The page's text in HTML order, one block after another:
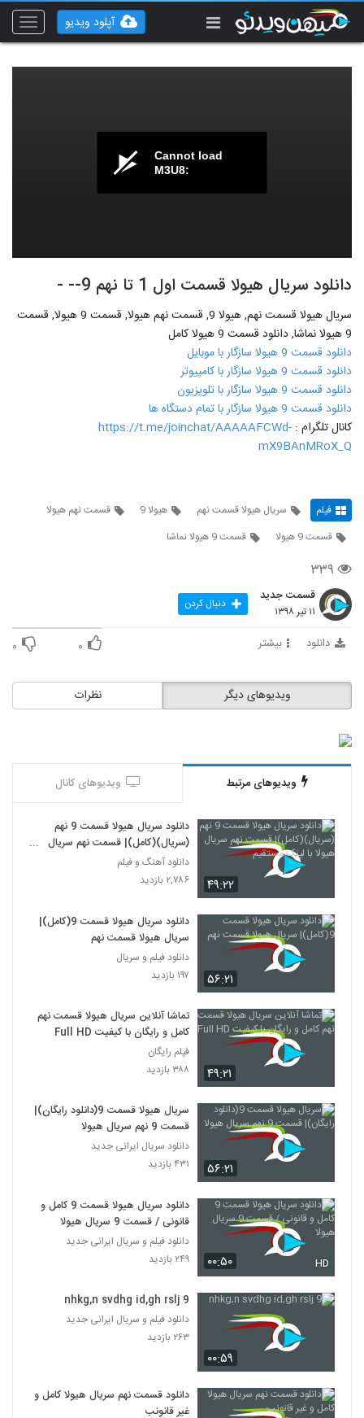
Toggle
آپلود ویدیو
Cannot load
M3U8:
دانلود سریال هیولا قسمت اول 1 تا نهم 9-- -
سریال هیولا قسمت نهم, هیولا 9, قسمت نهم هیولا, قسمت 9 هیولا, قسمت
9 هیولا نماشا, دانلود قسمت 9 هیولا کامل
دانلود قسمت 9 هیولا سازگار با موبایل
دانلود قسمت 9 هیولا سازگار با کامپیوتر
دانلود قسمت 9 هیولا سازگار با تلویزیون
دانلود قسمت 9 هیولا سازگار با تمام دستگاه ها
کانال تلگرام : https://t.me/joinchat/AAAAAFCWd-
mX9BAnMRoX_Q
فیلم سریال هیولا قسمت نهم هیولا 9
قسمت نهم هیولا
قسمت 9 هیولا
قسمت 9 هیولا نماشا
۳۳۹
قسمت جدید
۱۱ تیر ۱۳۹۸ دنبال کردن
دانلود بیشتر ۰ ۰
نظرات ویدیوهای دیگر
ویدیوهای مرتبط ویدیوهای کانال
۴۹:۲۲
دانلود سریال هیولا قسمت 9 نهم
(سریال)(کامل)| قسمت نهم سریال
هیولا با لینک مستقیم
دانلود آهنگ و فیلم
۲,۷۸۶ بازدید
۵۶:۲۱
دانلود سریال هیولا قسمت 9(کامل)|
سریال هیولا قسمت نهم
دانلود فیلم و سریال
۱۹۷ بازدید
۴۹:۲۱
تماشا آنلاین سریال هیولا قسمت نهم
کامل و رایگان با کیفیت Full HD
فیلم رایگان
۳۸۸ بازدید
۵۶:۲۱
سریال هیولا قسمت 9(دانلود رایگان)|
قسمت 9 نهم سریال هیولا
دانلود سریال ایرانی جدید
۴۳۱ بازدید
۰۰:۵۰ HD
دانلود سریال هیولا قسمت 9 کامل و
قانونی / قسمت 9 سریال هیولا
دانلود فیلم و سریال ایرانی جدید
۲۴۹ بازدید
۰۰:۵۹
nhkg,n svdhg id,gh rslj 9
دانلود فیلم و سریال ایرانی جدید
۲۶۳ بازدید
دانلود قسمت نهم سریال هیولا کامل و
غیر قانونب